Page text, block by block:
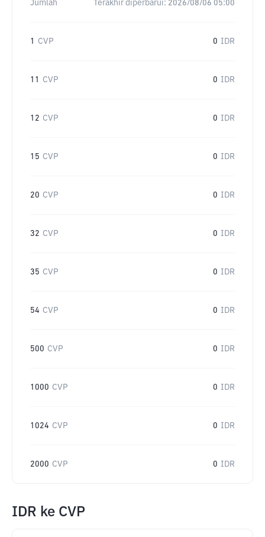
Jumlah Terakhir diperbarui: 2026/08/06 05:00
1 CVP 0 IDR
11 CVP 0 IDR
12 CVP 0 IDR
15 CVP 0 IDR
20 CVP 0 IDR
32 CVP 0 IDR
35 CVP 0 IDR
54 CVP 0 IDR
500 CVP 0 IDR
1000 CVP 0 IDR
1024 CVP 0 IDR
2000 CVP 0 IDR
IDR ke CVP